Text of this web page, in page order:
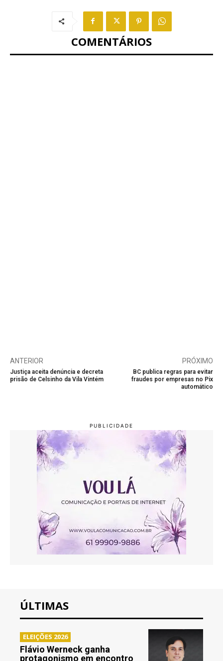
COMENTÁRIOS
ANTERIOR
Justiça aceita denúncia e decreta
prisão de Celsinho da Vila Vintém
PRÓXIMO
BC publica regras para evitar
fraudes por empresas no Pix
automático
ÚLTIMAS
ELEIÇÕES 2026
Flávio Werneck ganha
protagonismo em encontro